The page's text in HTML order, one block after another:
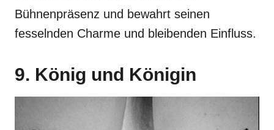
Bühnenpräsenz und bewahrt seinen
fesselnden Charme und bleibenden Einfluss.
9. König und Königin